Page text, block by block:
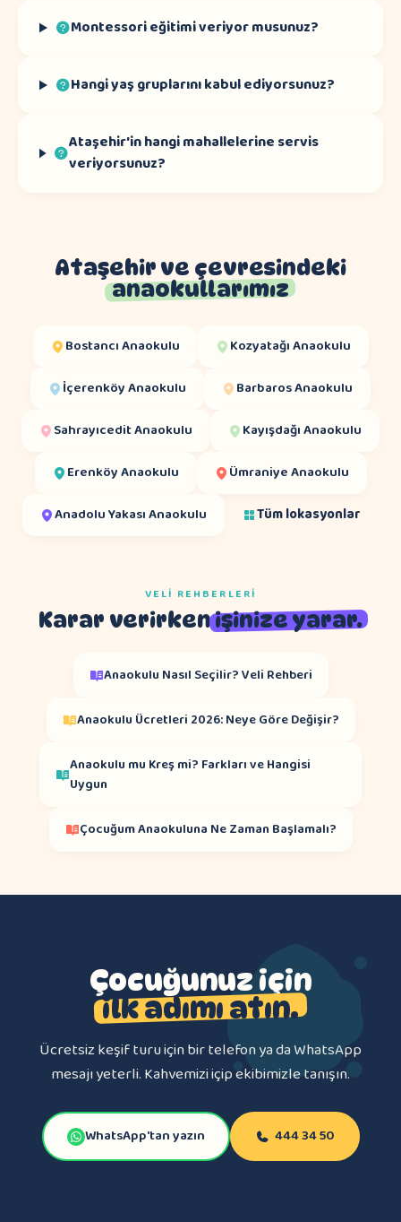
Montessori eğitimi veriyor musunuz?
Hangi yaş gruplarını kabul ediyorsunuz?
Ataşehir'in hangi mahallelerine servis
veriyorsunuz?
Ataşehir ve çevresindeki
anaokullarımız
BostancıAnaokulu KozyatağıAnaokulu
İçerenköyAnaokulu BarbarosAnaokulu
SahrayıceditAnaokulu KayışdağıAnaokulu
ErenköyAnaokulu ÜmraniyeAnaokulu
Anadolu YakasıAnaokulu Tüm lokasyonlar
VELI REHBERLERI
Karar verirkenişinize yarar.
Anaokulu Nasıl Seçilir? Veli Rehberi
Anaokulu Ücretleri 2026: Neye Göre Değişir?
Anaokulu mu Kreş mi? Farkları ve Hangisi
Uygun
Çocuğum Anaokuluna Ne Zaman Başlamalı?
Çocuğunuz için
ilk adımı atın.
Ücretsiz keşif turu için bir telefon ya da WhatsApp
mesajı yeterli. Kahvemizi içip ekibimizle tanışın.
WhatsApp'tan yazın 444 34 50